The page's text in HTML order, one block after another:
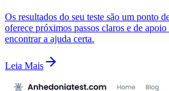
Os resultados do seu teste são um ponto
oferece próximos passos claros e de
encontrar a ajuda certa.
Leia Mais